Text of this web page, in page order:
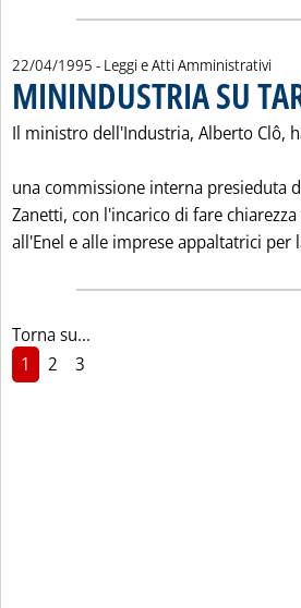
22/04/1995 - Leggi e Atti Amministrativi
MININDUSTRIA SU
Il ministro dell'Industria, Alberto Clô,
una commissione interna presieduta
Zanetti, con l'incarico di fare
all'Enel e alle imprese appaltatrici per
Torna su...
1
2 3